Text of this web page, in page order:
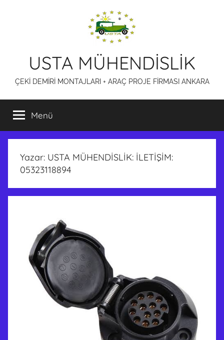
USTA MÜHENDİSLİK
ÇEKİ DEMİRİ MONTAJLARI + ARAÇ PROJE FİRMASI ANKARA
Menü
Yazar: USTA MÜHENDİSLİK: İLETİŞİM:
05323118894